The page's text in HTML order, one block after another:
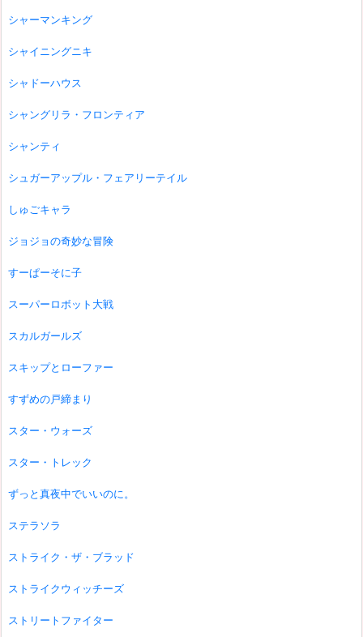
シャーマンキング
シャイニングニキ
シャドーハウス
シャングリラ・フロンティア
シャンティ
シュガーアップル・フェアリーテイル
しゅごキャラ
ジョジョの奇妙な冒険
すーぱーそに子
スーパーロボット大戦
スカルガールズ
スキップとローファー
すずめの戸締まり
スター・ウォーズ
スター・トレック
ずっと真夜中でいいのに。
ステラソラ
ストライク・ザ・ブラッド
ストライクウィッチーズ
ストリートファイター